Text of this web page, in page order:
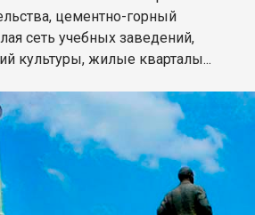
цементно-горный
сеть учебных заведений,
культуры, жилые кварталы...